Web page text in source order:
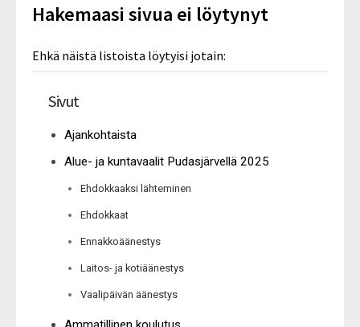
Hakemaasi sivua ei löytynyt
Ehkä näistä listoista löytyisi jotain:
Sivut
Ajankohtaista
Alue- ja kuntavaalit Pudasjärvellä 2025
Ehdokkaaksi lähteminen
Ehdokkaat
Ennakkoäänestys
Laitos- ja kotiäänestys
Vaalipäivän äänestys